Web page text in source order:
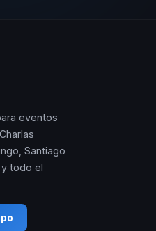
eventos
Santiago
y todo el